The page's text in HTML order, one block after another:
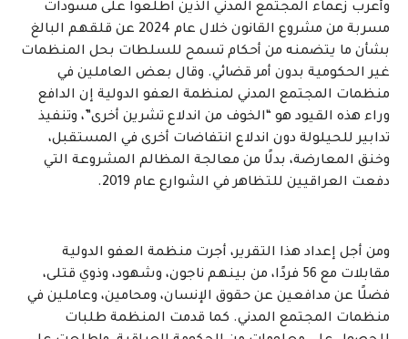
وأعرب زعماء المجتمع المدني الذين اطلعوا على مسودات
مسربة من مشروع القانون خلال عام 2024 عن قلقهم البالغ
بشأن ما يتضمنه من أحكام تسمح للسلطات بحل المنظمات
غير الحكومية بدون أمر قضائي. وقال بعض العاملين في
منظمات المجتمع المدني لمنظمة العفو الدولية إن الدافع
وراء هذه القيود هو “الخوف من اندلاع تشرين أخرى”، وتنفيذ
تدابير للحيلولة دون اندلاع انتفاضات أخرى في المستقبل،
وخنق المعارضة، بدلًا من معالجة المظالم المشروعة التي
دفعت العراقيين للتظاهر في الشوارع عام 2019.
ومن أجل إعداد هذا التقرير، أجرت منظمة العفو الدولية
مقابلات مع 56 فردًا، من بينهم ناجون، وشهود، وذوي قتلى،
فضلًا عن مدافعين عن حقوق الإنسان، ومحامين، وعاملين في
منظمات المجتمع المدني. كما قدمت المنظمة طلبات